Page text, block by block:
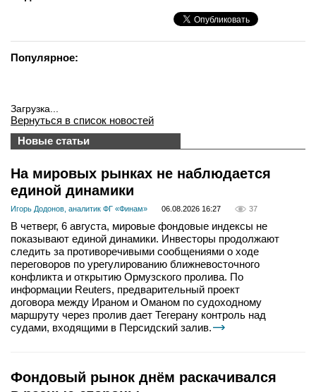
Популярное:
Загрузка...
Вернуться в список новостей
Новые статьи
На мировых рынках не наблюдается
единой динамики
Игорь Додонов, аналитик ФГ «Финам» 06.08.2026 16:27 37
В четверг, 6 августа, мировые фондовые индексы не
показывают единой динамики. Инвесторы продолжают
следить за противоречивыми сообщениями о ходе
переговоров по урегулированию ближневосточного
конфликта и открытию Ормузского пролива. По
информации Reuters, предварительный проект
договора между Ираном и Оманом по судоходному
маршруту через пролив дает Тегерану контроль над
судами, входящими в Персидский залив.
Фондовый рынок днём раскачивался